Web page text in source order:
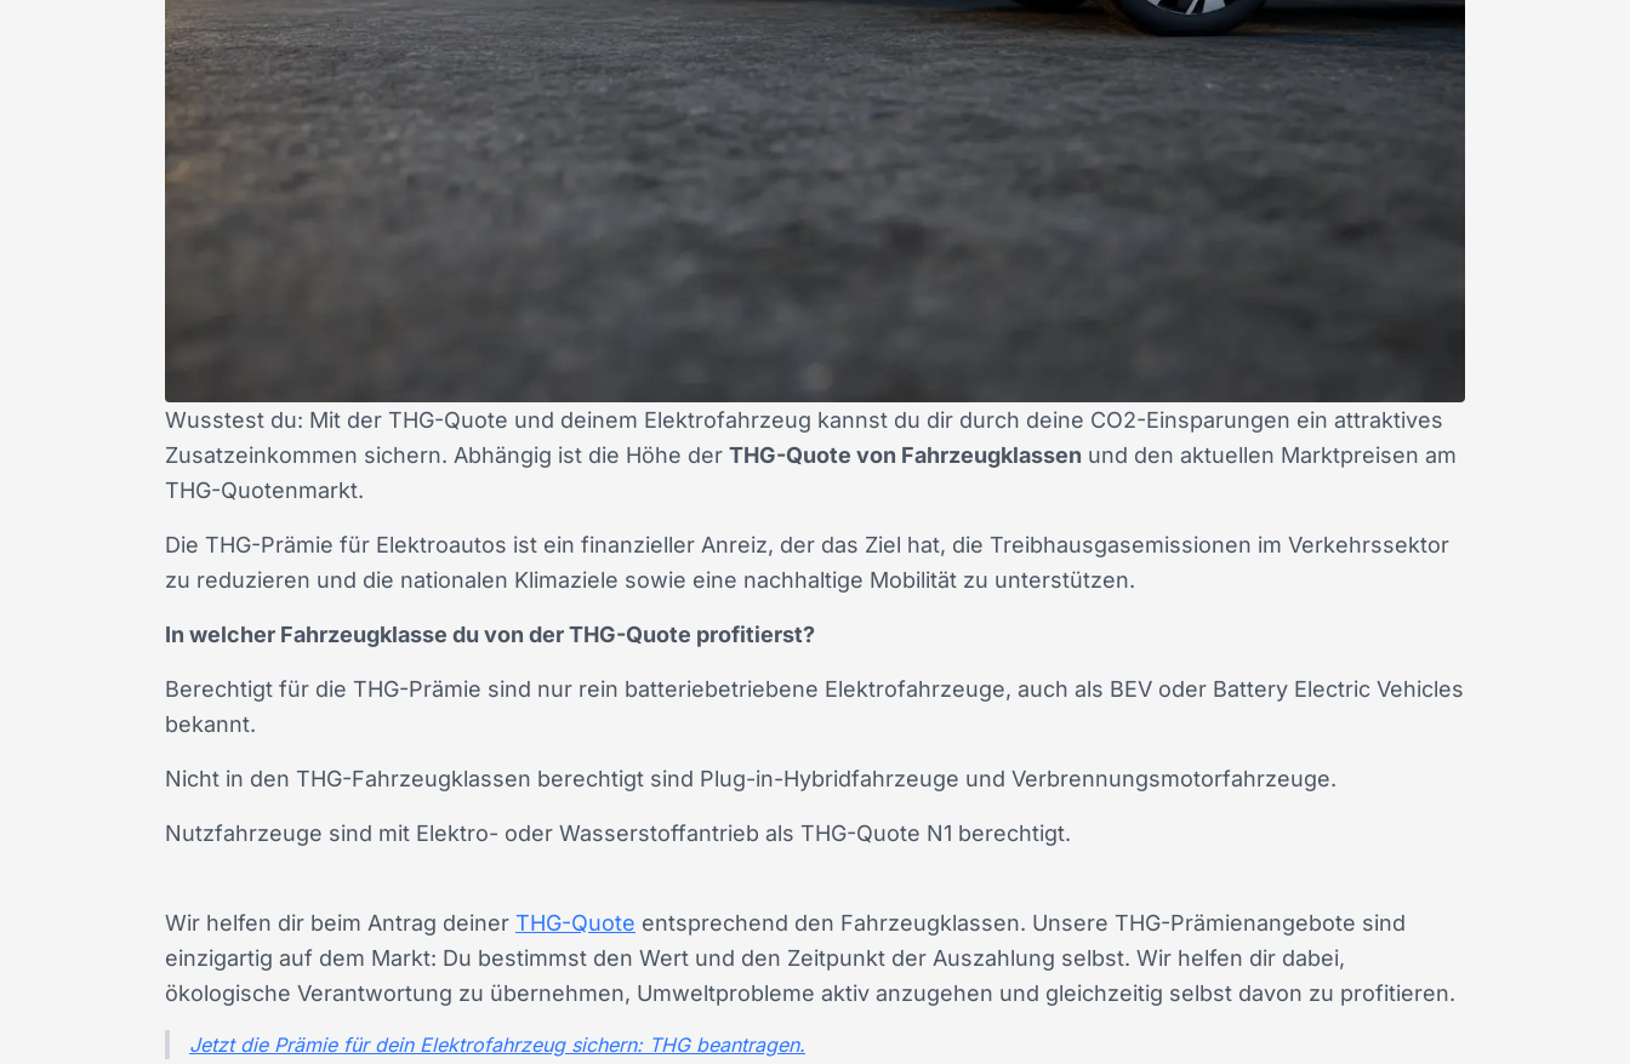
Wusstest du: Mit der THG-Quote und deinem Elektrofahrzeug kannst du dir durch deine CO2-Einsparungen ein attraktives
Zusatzeinkommen sichern. Abhängig ist die Höhe der THG-Quote von Fahrzeugklassen und den aktuellen Marktpreisen am
THG-Quotenmarkt.
Die THG-Prämie für Elektroautos ist ein finanzieller Anreiz, der das Ziel hat, die Treibhausgasemissionen im Verkehrssektor
zu reduzieren und die nationalen Klimaziele sowie eine nachhaltige Mobilität zu unterstützen.
In welcher Fahrzeugklasse du von der THG-Quote profitierst?
Berechtigt für die THG-Prämie sind nur rein batteriebetriebene Elektrofahrzeuge, auch als BEV oder Battery Electric Vehicles
bekannt.
Nicht in den THG-Fahrzeugklassen berechtigt sind Plug-in-Hybridfahrzeuge und Verbrennungsmotorfahrzeuge.
Nutzfahrzeuge sind mit Elektro- oder Wasserstoffantrieb als THG-Quote N1 berechtigt.
Wir helfen dir beim Antrag deiner THG-Quote entsprechend den Fahrzeugklassen. Unsere THG-Prämienangebote sind
einzigartig auf dem Markt: Du bestimmst den Wert und den Zeitpunkt der Auszahlung selbst. Wir helfen dir dabei,
ökologische Verantwortung zu übernehmen, Umweltprobleme aktiv anzugehen und gleichzeitig selbst davon zu profitieren.
Jetzt die Prämie für dein Elektrofahrzeug sichern: THG beantragen.